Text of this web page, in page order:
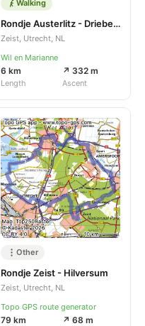
Walking
Rondje Austerlitz - Driebergen-Rijsenburg
Zeist, Utrecht, NL
Wil en Marianne
6 km
Length
↗ 332 m
Ascent
Other
Rondje Zeist - Hilversum
Zeist, Utrecht, NL
Topo GPS route generator
79 km ↗ 68 m